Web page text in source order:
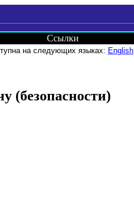
Ссылки
на следующих языках: English
(безопасности)